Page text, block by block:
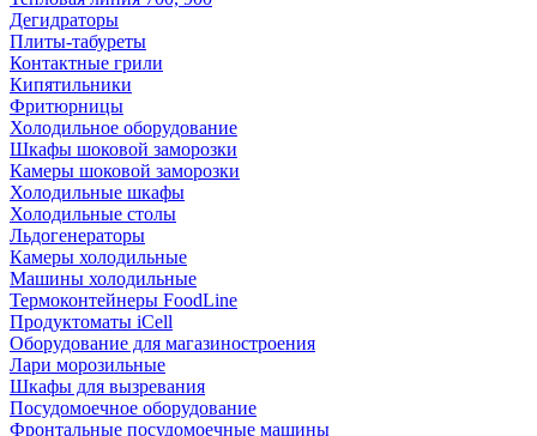
Дегидраторы
Плиты-табуреты
Контактные грили
Кипятильники
Фритюрницы
Холодильное оборудование
Шкафы шоковой заморозки
Камеры шоковой заморозки
Холодильные шкафы
Холодильные столы
Льдогенераторы
Камеры холодильные
Машины холодильные
Термоконтейнеры FoodLine
Продуктоматы iCell
Оборудование для магазиностроения
Лари морозильные
Шкафы для вызревания
Посудомоечное оборудование
Фронтальные посудомоечные машины